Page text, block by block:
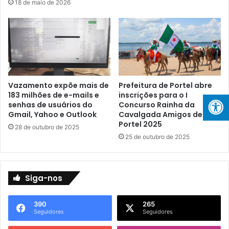
e
v
e
l
a
t
a
l
e
n
t
s
d
o
M
a
j
B
l
é
m
e
P
o
r
t
e
s
o
r
e
f
o
a
18 de maio de 2026
Vazamento expõe mais de
183 milhões de e-mails e
senhas de usuários do
Gmail, Yahoo e Outlook
28 de outubro de 2025
Prefeitura de Portel abre
inscrições para o I
Concurso Rainha da
Cavalgada Amigos de
Portel 2025
25 de outubro de 2025
Siga-nos
390
Seguidores
265
Seguidores